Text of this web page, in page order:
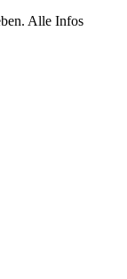
Alle Infos